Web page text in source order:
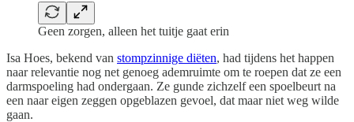
Geen zorgen, alleen het tuitje gaat erin
Isa Hoes, bekend van stompzinnige diëten, had tijdens het happen
naar relevantie nog net genoeg ademruimte om te roepen dat ze een
darmspoeling had ondergaan. Ze gunde zichzelf een spoelbeurt na
een naar eigen zeggen opgeblazen gevoel, dat maar niet weg wilde
gaan.